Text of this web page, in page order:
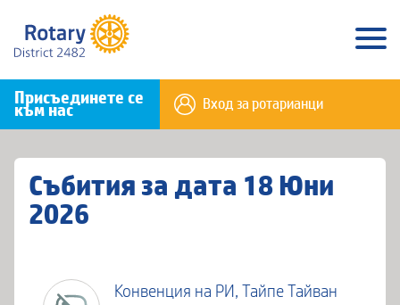
Присъединете се
към нас Вход за ротарианци
Събития за дата 18 Юни
2026
Конвенция на РИ, Тайпе Тайван